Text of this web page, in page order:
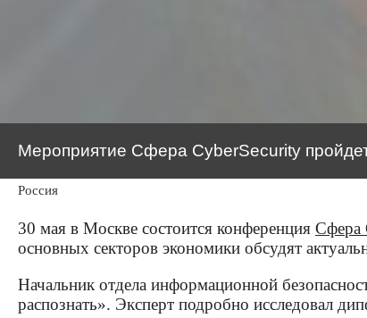
Мероприятие Cфера CyberSecurity
Россия
30 мая в Москве состоится конференция Cфера
основных секторов экономики обсудят
Начальник отдела информационной
распознать». Эксперт подробно исследовал